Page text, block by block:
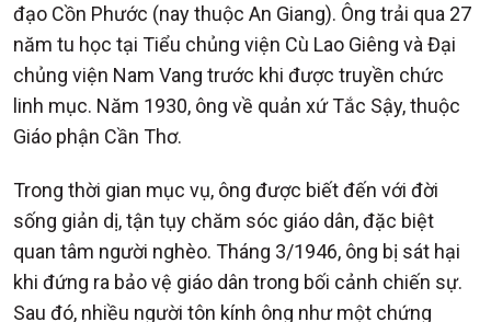
đạo Cồn Phước (nay thuộc An Giang). Ông trải qua 27
năm tu học tại Tiểu chủng viện Cù Lao Giêng và Đại
chủng viện Nam Vang trước khi được truyền chức
linh mục. Năm 1930, ông về quản xứ Tắc Sậy, thuộc
Giáo phận Cần Thơ.
Trong thời gian mục vụ, ông được biết đến với đời
sống giản dị, tận tụy chăm sóc giáo dân, đặc biệt
quan tâm người nghèo. Tháng 3/1946, ông bị sát hại
khi đứng ra bảo vệ giáo dân trong bối cảnh chiến sự.
Sau đó, nhiều người tôn kính ông như một chứng